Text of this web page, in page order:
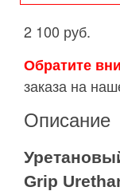
2 100 руб.
Обратите
заказа на
Описание
Grip